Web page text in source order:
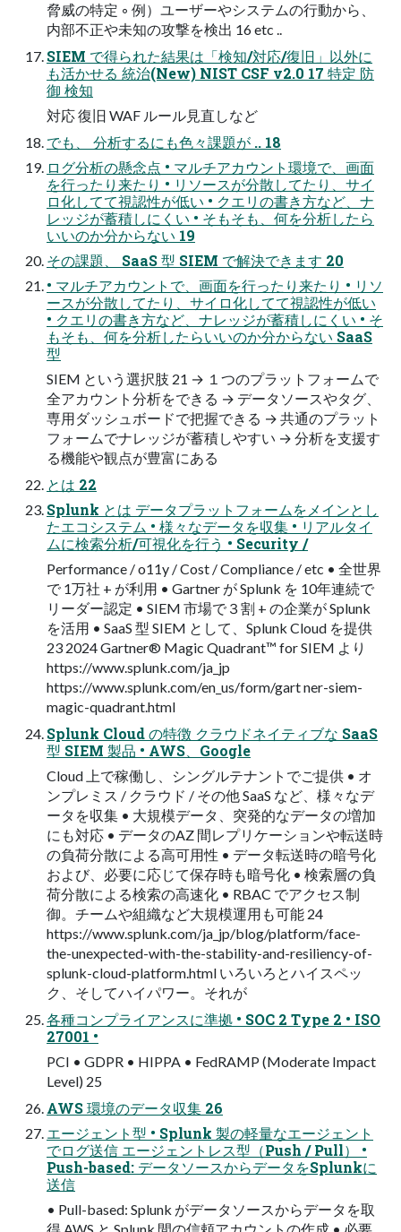
脅威の特定 ◦ 例）ユーザーやシステムの⾏動から、
内部不正や未知の攻撃を検出 16 etc ..
SIEM で得られた結果は「検知/対応/復旧」以外に
も活かせる 統治(New) NIST CSF v2.0 17 特定 防
御 検知
対応 復旧 WAF ルール⾒直しなど
でも、 分析するにも⾊々課題が .. 18
ログ分析の懸念点 • マルチアカウント環境で、画⾯
を⾏ったり来たり • リソースが分散してたり、サイ
ロ化してて視認性が低い • クエリの書き⽅など、ナ
レッジが蓄積しにくい • そもそも、何を分析したら
いいのか分からない 19
その課題、 SaaS 型 SIEM で解決できます 20
• マルチアカウントで、画⾯を⾏ったり来たり • リソ
ースが分散してたり、サイロ化してて視認性が低い
• クエリの書き⽅など、ナレッジが蓄積しにくい • そ
もそも、何を分析したらいいのか分からない SaaS
型
SIEM という選択肢 21 → １つのプラットフォームで
全アカウント分析をできる → データソースやタグ、
専⽤ダッシュボードで把握できる → 共通のプラット
フォームでナレッジが蓄積しやすい → 分析を⽀援す
る機能や観点が豊富にある
とは 22
Splunk とは データプラットフォームをメインとし
たエコシステム • 様々なデータを収集 • リアルタイ
ムに検索分析/可視化を⾏う • Security /
Performance / o11y / Cost / Compliance / etc • 全世界
で 1万社 + が利⽤ • Gartner が Splunk を 10年連続で
リーダー認定 • SIEM 市場で３割 + の企業が Splunk
を活⽤ • SaaS 型 SIEM として、Splunk Cloud を提供
23 2024 Gartner® Magic Quadrant™ for SIEM より
https://www.splunk.com/ja_jp
https://www.splunk.com/en_us/form/gart ner-siem-
magic-quadrant.html
Splunk Cloud の特徴 クラウドネイティブな SaaS
型 SIEM 製品 • AWS、Google
Cloud 上で稼働し、シングルテナントでご提供 • オ
ンプレミス / クラウド / その他 SaaS など、様々なデ
ータを収集 • ⼤規模データ、突発的なデータの増加
にも対応 • データのAZ 間レプリケーションや転送時
の負荷分散による⾼可⽤性 • データ転送時の暗号化
および、必要に応じて保存時も暗号化 • 検索層の負
荷分散による検索の⾼速化 • RBAC でアクセス制
御。チームや組織など⼤規模運⽤も可能 24
https://www.splunk.com/ja_jp/blog/platform/face-
the-unexpected-with-the-stability-and-resiliency-of-
splunk-cloud-platform.html いろいろとハイスペッ
ク、そしてハイパワー。それが
各種コンプライアンスに準拠 • SOC 2 Type 2 • ISO
27001 •
PCI • GDPR • HIPPA • FedRAMP (Moderate Impact
Level) 25
AWS 環境のデータ収集 26
エージェント型 • Splunk 製の軽量なエージェント
でログ送信 エージェントレス型（Push / Pull） •
Push-based: データソースからデータをSplunkに
送信
• Pull-based: Splunk がデータソースからデータを取